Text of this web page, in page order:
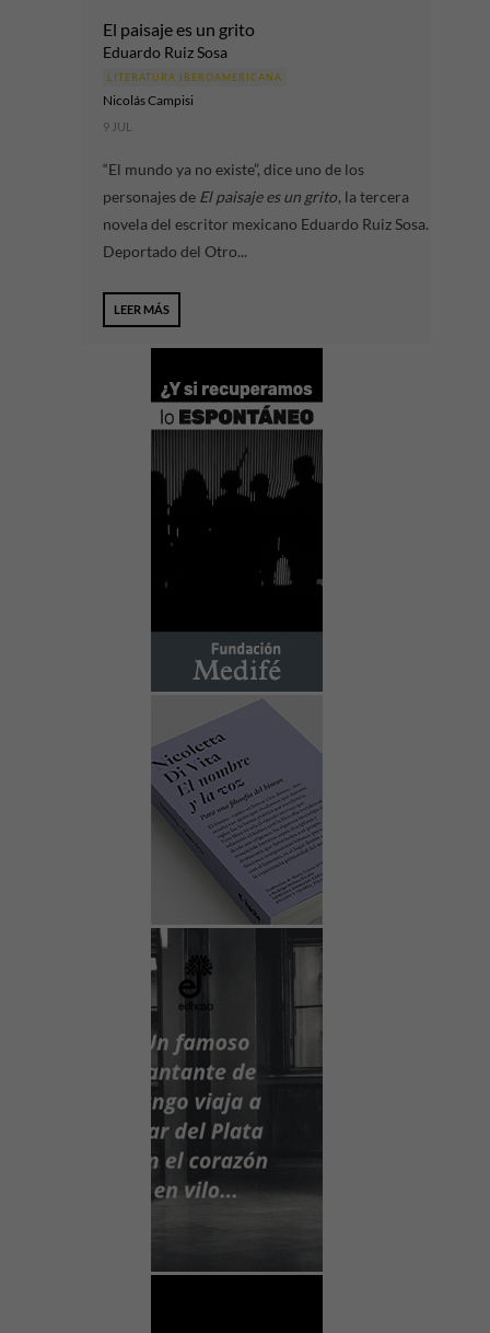
El paisaje es un grito
Eduardo Ruiz Sosa
LITERATURA IBEROAMERICANA
Nicolás Campisi
9 JUL
“El mundo ya no existe”, dice uno de los
personajes de El paisaje es un grito, la tercera
novela del escritor mexicano Eduardo Ruiz Sosa.
Deportado del Otro...
LEER MÁS